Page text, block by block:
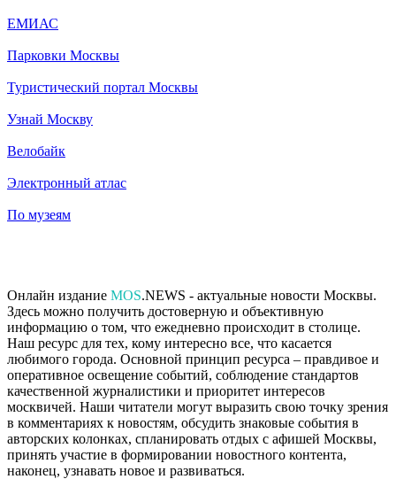
ЕМИАС
Парковки Москвы
Туристический портал Москвы
Узнай Москву
Велобайк
Электронный атлас
По музеям
Онлайн издание MOS.NEWS - актуальные новости Москвы.
Здесь можно получить достоверную и объективную
информацию о том, что ежедневно происходит в столице.
Наш ресурс для тех, кому интересно все, что касается
любимого города. Основной принцип ресурса – правдивое и
оперативное освещение событий, соблюдение стандартов
качественной журналистики и приоритет интересов
москвичей. Наши читатели могут выразить свою точку зрения
в комментариях к новостям, обсудить знаковые события в
авторских колонках, спланировать отдых с афишей Москвы,
принять участие в формировании новостного контента,
наконец, узнавать новое и развиваться.